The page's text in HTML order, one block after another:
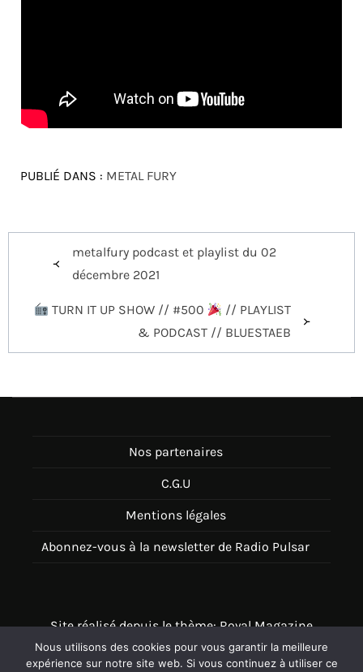
PUBLIÉ DANS : METAL FURY
Navigation
l’article
metalfury podcast et playlist du 02
décembre 2021
TURN IT UP SHOW // #500
// PLAYLIST
& PODCAST // BLUESTAEB
Nos partenaires
C.G.U
Mentions légales
Abonnez-vous à la newsletter de Radio Pulsar
Site réalisé depuis le thème: Royal Magazine
Thème disponible sur Wordpress
Nous utilisons des cookies pour vous garantir la meilleure
expérience sur notre site web. Si vous continuez à utiliser ce